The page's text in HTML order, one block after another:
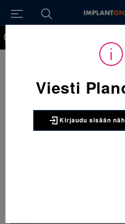
Viesti
Kirjaudu sisään